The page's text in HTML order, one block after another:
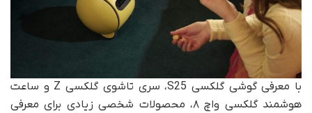
با معرفی گوشی گلکسی S25، سری تاشوی گلکسی Z و ساعت
هوشمند گلکسی واچ ۸، محصولات شخصی زیادی برای معرفی